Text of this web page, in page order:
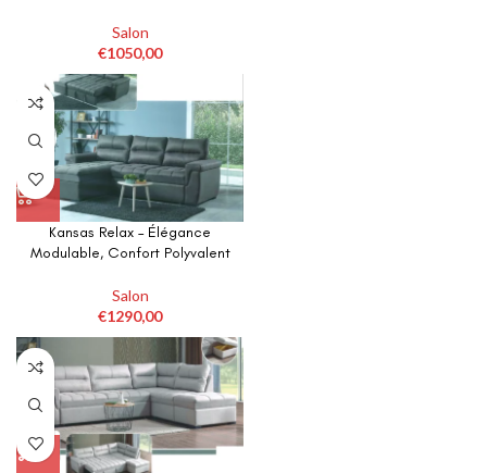
variations.
Les
options
peuvent
être
choisies
sur
la
page
du
produit
Salon
€1050,00
Ce
produit
variations.
Les
options
peuvent
être
choisies
sur
la
Kansas Relax – Élégance
Modulable, Confort Polyvalent
Salon
€1290,00